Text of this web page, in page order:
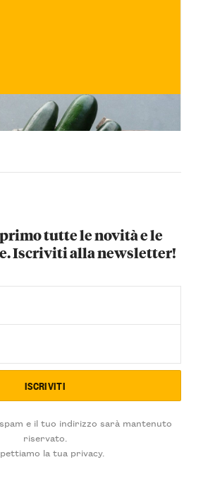
tutte le novità e le
Iscriviti alla newsletter!
e il tuo indirizzo sarà mantenuto
riservato.
la tua privacy.